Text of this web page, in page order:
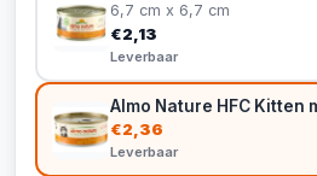
6,7 cm x 6,7 cm
€2,13
Leverbaar
Almo Nature HFC Kitten
€2,36
Leverbaar